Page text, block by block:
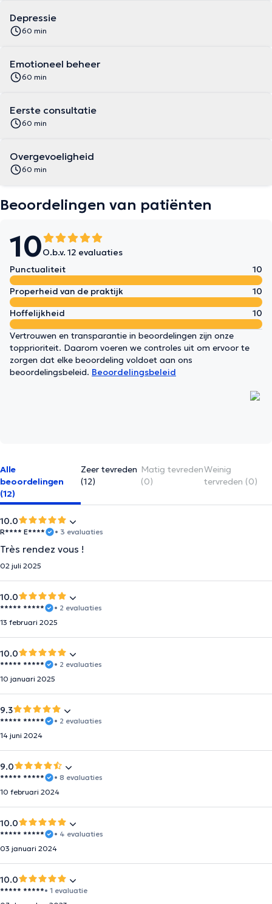
Depressie
60 min
Emotioneel beheer
60 min
Eerste consultatie
60 min
Overgevoeligheid
60 min
Beoordelingen van patiënten
10O.b.v. 12 evaluaties
Punctualiteit
10
Properheid van de praktijk
10
Hoffelijkheid
10
Vertrouwen en transparantie in beoordelingen zijn onze
topprioriteit. Daarom voeren we controles uit om ervoor te
zorgen dat elke beoordeling voldoet aan ons
beoordelingsbeleid. Beoordelingsbeleid
Alle
beoordelingen
(12)
Zeer tevreden
(12)
Matig tevreden
(0)
Weinig
tervreden (0)
10.0
R**** E**** • 3 evaluaties
Très rendez vous !
02 juli 2025
10.0
***** *****
• 2 evaluaties
13 februari 2025
10.0
***** *****
• 2 evaluaties
10 januari 2025
9.3
***** *****
• 2 evaluaties
14 juni 2024
9.0
***** *****
• 8 evaluaties
10 februari 2024
10.0
***** *****
• 4 evaluaties
03 januari 2024
10.0
***** *****• 1 evaluatie